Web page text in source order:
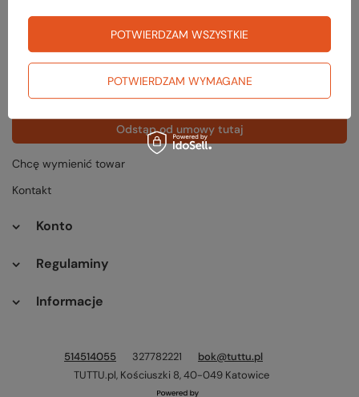
Śledzenie przesyłki
Chcę zareklamować produkt
Odstąp od umowy tutaj
Chcę wymienić towar
Kontakt
Konto
Regulaminy
Informacje
514514055 327782221
bok@tuttu.pl
TUTTU.pl, Kościuszki 8,40-049 Katowice
POTWIERDZAM WYMAGANE
POTWIERDZAM WSZYSTKIE